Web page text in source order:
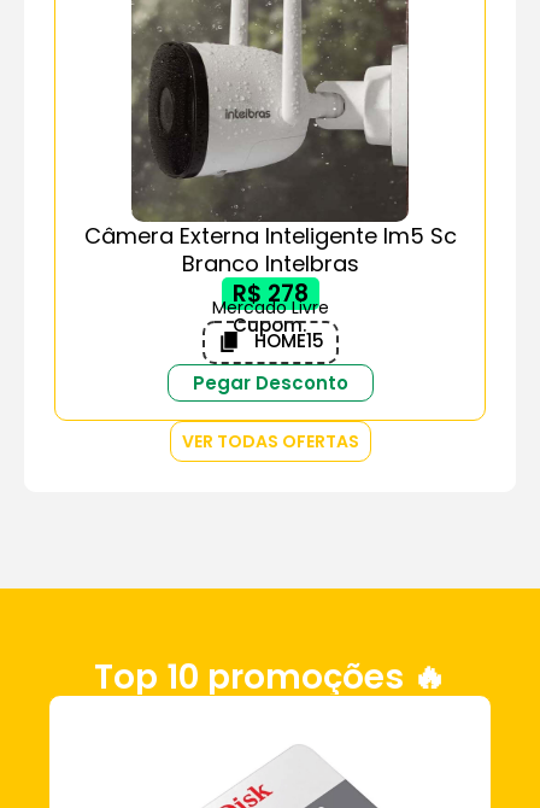
Câmera Externa Inteligente Im5 Sc
Branco Intelbras
R$ 278
Mercado Livre
Cupom:
HOME15
Pegar Desconto
VER TODAS OFERTAS
Top 10 promoções 🔥